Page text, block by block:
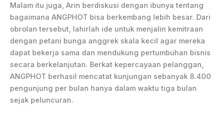
Malam itu juga, Arin berdiskusi dengan ibunya tentang
bagaimana ANGPHOT bisa berkembang lebih besar. Dari
obrolan tersebut, lahirlah ide untuk menjalin kemitraan
dengan petani bunga anggrek skala kecil agar mereka
dapat bekerja sama dan mendukung pertumbuhan bisnis
secara berkelanjutan. Berkat kepercayaan pelanggan,
ANGPHOT berhasil mencatat kunjungan sebanyak 8.400
pengunjung per bulan hanya dalam waktu tiga bulan
sejak peluncuran.